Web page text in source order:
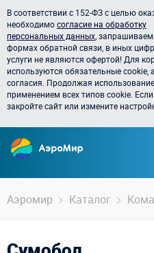
В соответствии с 152-ФЗ с целью
необходимосогласие на обработку
персональных данных ,
формах обратной связи, в иных
услуги не являются офертой! Для
используются обязательные
согласия. Продолжая
применением всех типов cookie.
закройте сайт или измените
Аэромир Каталог